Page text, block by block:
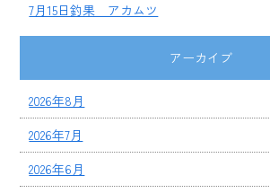
7月15日釣果 アカムツ
アーカイブ
2026年8月
2026年7月
2026年6月